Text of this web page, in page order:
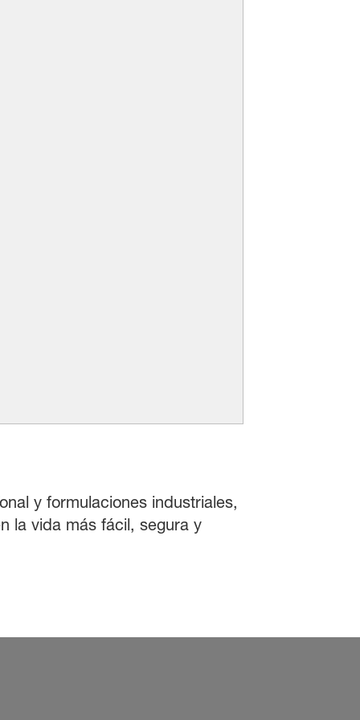
y formulaciones industriales,
la vida más fácil, segura y